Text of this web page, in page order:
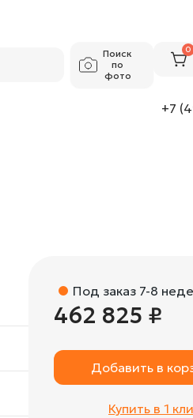
Поиск
по
фото
0
+7
Под заказ 7-8
462 825 ₽
Добавить в
Купить в 1